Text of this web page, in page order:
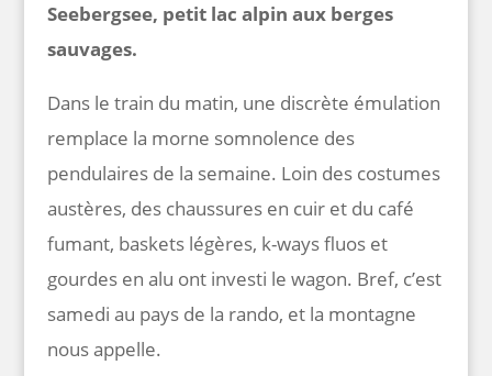
Seebergsee, petit lac alpin aux berges
sauvages.
Dans le train du matin, une discrète émulation
remplace la morne somnolence des
pendulaires de la semaine. Loin des costumes
austères, des chaussures en cuir et du café
fumant, baskets légères, k-ways fluos et
gourdes en alu ont investi le wagon. Bref, c’est
samedi au pays de la rando, et la montagne
nous appelle.